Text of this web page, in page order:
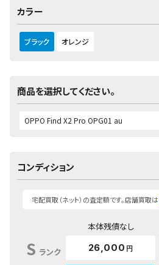
カラー
ブラック オレンジ
商品を選択してください。
コンディション
宅配買取（ネット）の査定額です。店舗買取は
本体残債なし
S ランク 26,000 円